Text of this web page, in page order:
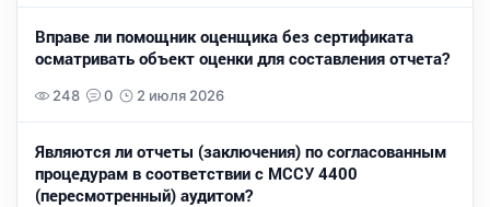
Вправе ли помощник оценщика без сертификата
осматривать объект оценки для составления отчета?
248 0 2 июля 2026
Являются ли отчеты (заключения) по согласованным
процедурам в соответствии с МССУ 4400
(пересмотренный) аудитом?